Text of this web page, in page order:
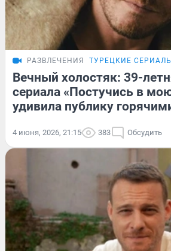
РАЗВЛЕЧЕНИЯ ТУРЕЦКИЕ
Вечный холостяк: 39-
сериала «Постучись в
удивила публику
4 июня, 2026, 21:15 383 Обсудить